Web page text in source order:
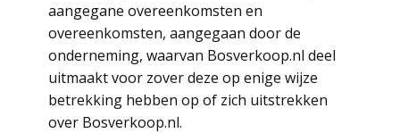
aangegane overeenkomsten en
overeenkomsten, aangegaan door de
onderneming, waarvan Bosverkoop.nl deel
uitmaakt voor zover deze op enige wijze
betrekking hebben op of zich uitstrekken
over Bosverkoop.nl.